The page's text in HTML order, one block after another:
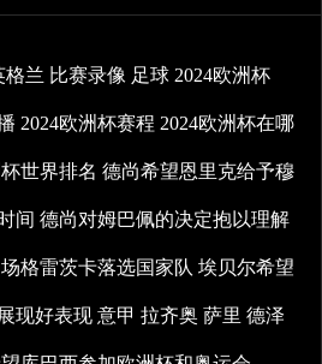
格兰 比赛录像 足球 2024欧洲杯
2024欧洲杯赛程 2024欧洲杯在哪
世界排名 德尚希望恩里克给予穆
间 德尚对姆巴佩的决定抱以理解
格雷茨卡落选国家队 埃贝尔希望
现好表现 意甲 拉齐奥 萨里 德泽